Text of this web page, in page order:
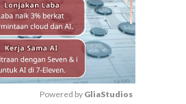
Powered by GliaStudios